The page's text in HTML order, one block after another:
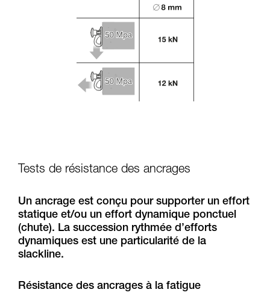
Tests de résistance des ancrages
Un ancrage est conçu pour supporter un effort
statique et/ou un effort dynamique ponctuel
(chute). La succession rythmée d’efforts
dynamiques est une particularité de la
slackline.
Résistance des ancrages à la fatigue